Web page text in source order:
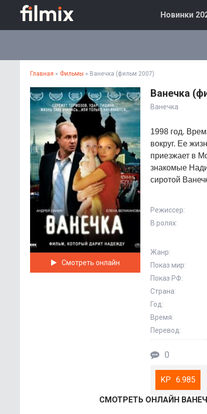
Новинки
Главная » Фильмы » Ванечка (фильм 2007)
Смотреть онлайн
Ванечка
Ванечка
1998 год.
вокруг. Ее
приезжает в
знакомые
сиротой
Режиссер:
В ролях:
Жанр:
Показ мир:
Показ РФ:
Страна:
Год:
Время:
Перевод:
0
6.985
СМОТРEТЬ ОНЛАЙН